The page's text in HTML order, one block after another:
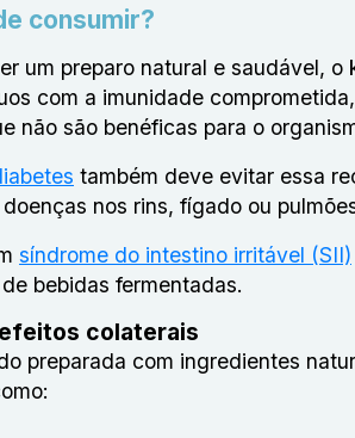
consumir?
um preparo natural e saudável,
com a imunidade
não são benéficas para o
também deve evitar essa
nos rins, fígado ou
síndrome do intestino irritável (SII)
bebidas fermentadas.
colaterais
preparada com ingredientes